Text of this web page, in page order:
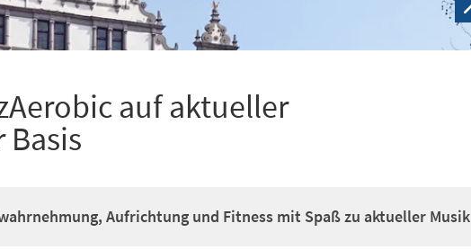
auf aktueller
Aufrichtung und Fitness mit Spaß zu aktueller Musik